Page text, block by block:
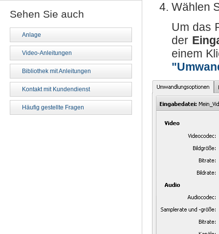
Wählen
Um das
der
einem
Sehen Sie auch
Anlage
Video-Anleitungen
Bibliothek mit Anleitungen
Kontakt mit Kundendienst
Häufig gestellte Fragen